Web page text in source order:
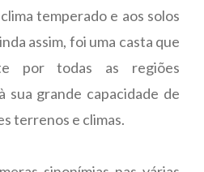
temperado e aos solos
assim, foi uma casta que
por todas as regiões
sua grande capacidade de
terrenos e climas.